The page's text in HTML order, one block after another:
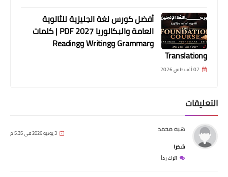
أفضل كورس لغة انجليزية للثانوية
العامة والبكالوريا 2027 PDF | كلمات
وGrammar وWriting وReading
وTranslation
07 أغسطس 2026
التعليقات
هبه محمد 3 يونيو 2026 في 5:35 م
شكرا
اترك رداً